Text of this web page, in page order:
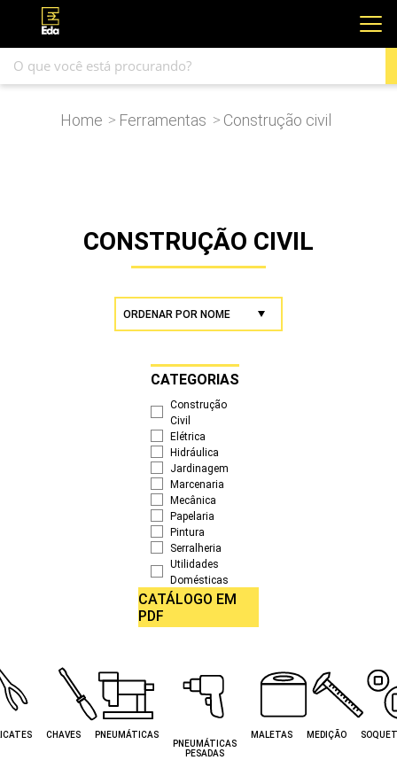
Home > Ferramentas > Construção civil
CONSTRUÇÃO CIVIL
CATEGORIAS
Construção
Civil
Elétrica
Hidráulica
Jardinagem
Marcenaria
Mecânica
Papelaria
Pintura
Serralheria
Utilidades
Domésticas
CATÁLOGO EM
PDF
CHAVES
PNEUMÁTICAS
PNEUMÁTICAS
PESADAS
MALETAS MEDIÇÃO